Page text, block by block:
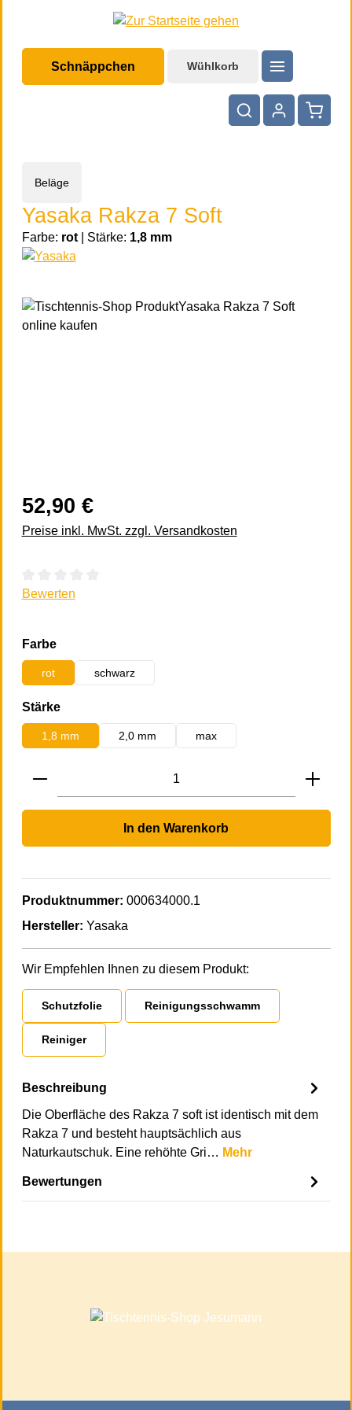
Schnäppchen Wühlkorb
Beläge
Yasaka Rakza 7 Soft
Farbe: rot Stärke: 1,8 mm
Bildergalerie überspringen
52,90 €
Preise inkl. MwSt. zzgl. Versandkosten
Durchschnittliche Bewertung von 0 von 5 Sternen
Bewerten
Farbeauswählen
rot schwarz
Stärkeauswählen
1,8 mm 2,0 mm max
Produkt Anzahl: Gib den gewünschten
In den Warenkorb
Produktnummer: 000634000.1
Hersteller: Yasaka
Wir Empfehlen Ihnen zu diesem Produkt:
Schutzfolie Reinigungsschwamm
Reiniger
Beschreibung
Die Oberfläche des Rakza 7 soft ist identisch mit dem
Rakza 7 und besteht hauptsächlich aus
Naturkautschuk. Eine rehöhte Gri… Mehr
Bewertungen